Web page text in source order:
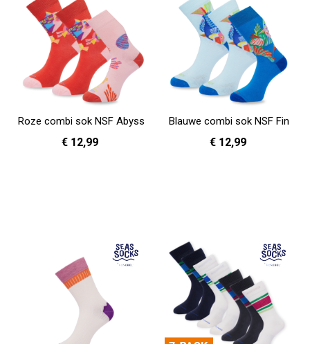
Roze combi sok NSF Abyss
€ 12,99
Blauwe combi sok NSF Fin
€ 12,99